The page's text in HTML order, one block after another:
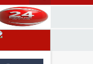
দিবে মনজুর এলাহী